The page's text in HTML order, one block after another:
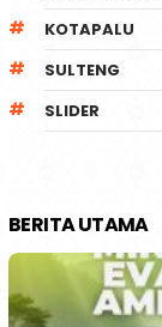
KOTAPALU
SULTENG
SLIDER
BERITA UTAMA